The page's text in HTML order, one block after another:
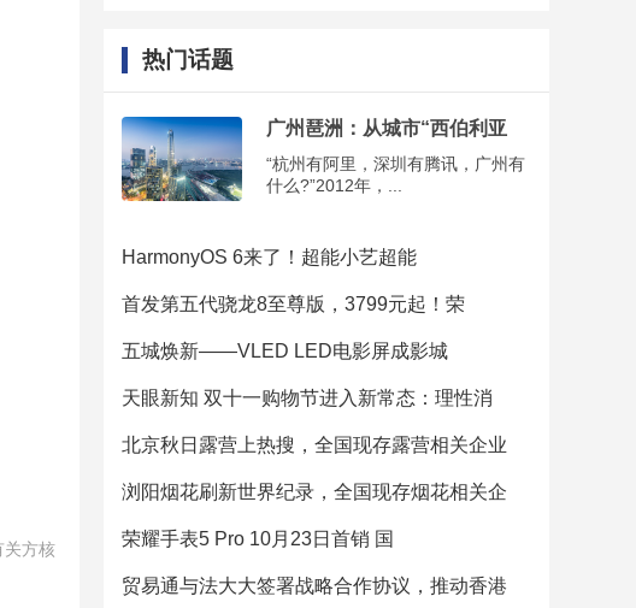
关方核
热门话题
广州琶洲：从城市“西伯利亚
“杭州有阿里，深圳有腾讯，广州有
什么?”2012年，...
HarmonyOS 6来了！超能小艺超能
首发第五代骁龙8至尊版，3799元起！荣
五城焕新——VLED LED电影屏成影城
天眼新知 双十一购物节进入新常态：理性消
北京秋日露营上热搜，全国现存露营相关企业
浏阳烟花刷新世界纪录，全国现存烟花相关企
荣耀手表5 Pro 10月23日首销 国
贸易通与法大大签署战略合作协议，推动香港